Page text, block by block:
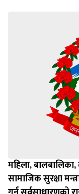
महिला,
सामाजिक सुरक्षा
गर्न सर्वसाधारणको